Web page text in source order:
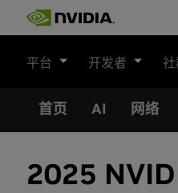
平台 开发者
首页 AI 网络
2025